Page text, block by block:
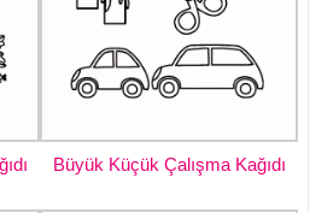
Büyük Küçük Çalışma Kağıdı